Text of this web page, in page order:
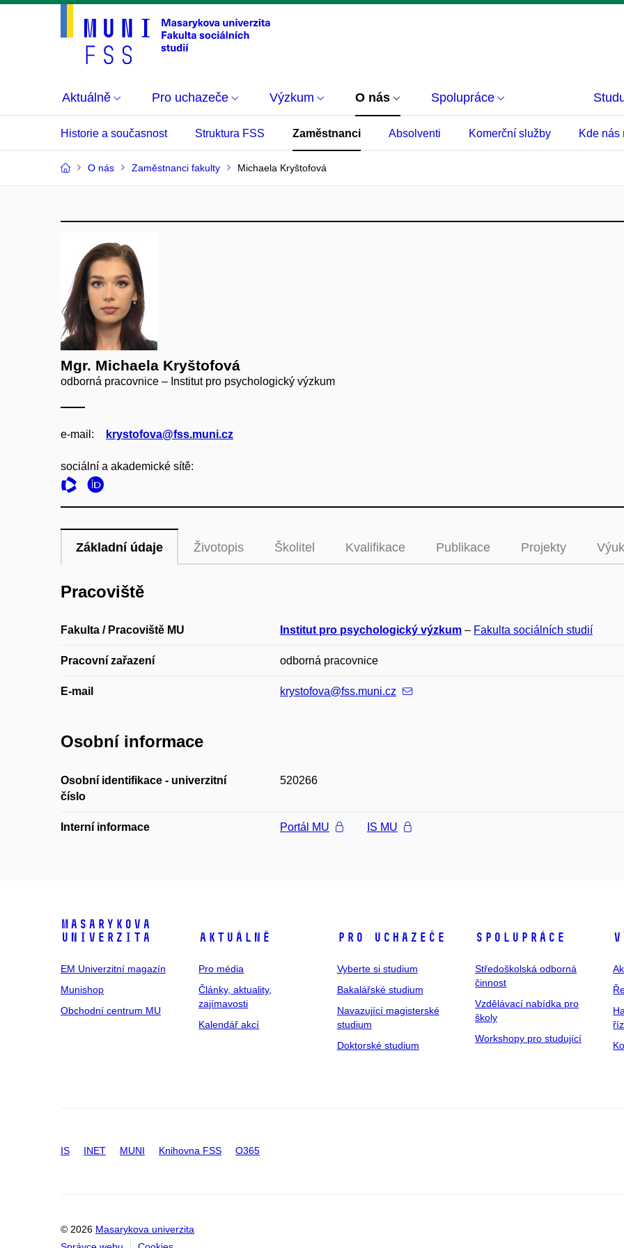
Aktuálně Pro uchazeče Výzkum O nás Spolupráce
Historie a současnost Struktura FSS Zaměstnanci Absolventi Komerční služby Kde nás
O nás Zaměstnanci fakulty Michaela Kryštofová
Mgr. Michaela Kryštofová
odborná pracovnice – Institut pro psychologický výzkum
e‑mail: krystofova@fss.muni.cz
sociální a akademické sítě:
Základní údaje Životopis Školitel Kvalifikace Publikace Projekty
Pracoviště
Fakulta / Pracoviště MU Institut pro psychologický výzkum – Fakulta sociálních studií
Pracovní zařazení odborná pracovnice
E-mail krystofova@fss.muni.cz
Osobní informace
Osobní identifikace - univerzitní
číslo
520266
Interní informace Portál MU IS MU
Masarykova
univerzita
EM Univerzitní magazín
Munishop
Obchodní centrum MU
Aktuálně
Pro média
Články, aktuality,
zajímavosti
Kalendář akcí
Pro uchazeče
Vyberte si studium
Bakalářské studium
Navazující magisterské
studium
Doktorské studium
Spolupráce
Středoškolská odborná
činnost
Vzdělávací nabídka pro
školy
Workshopy pro studující
IS INET MUNI Knihovna FSS O365
© 2026 Masarykova univerzita